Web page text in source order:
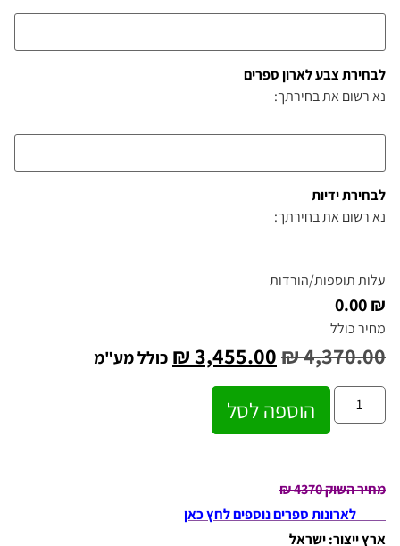
לבחירת צבע לארון ספרים
נא רשום את בחירתך:
לבחירת ידיות
נא רשום את בחירתך:
עלות תוספות/הורדות
₪ 0.00
מחיר כולל
₪4,370.00
₪3,455.00 כולל מע"מ
הוספה לסל
מחיר השוק 4370 ₪
לארונות ספרים נוספים לחץ כאן
ארץ ייצור: ישראל